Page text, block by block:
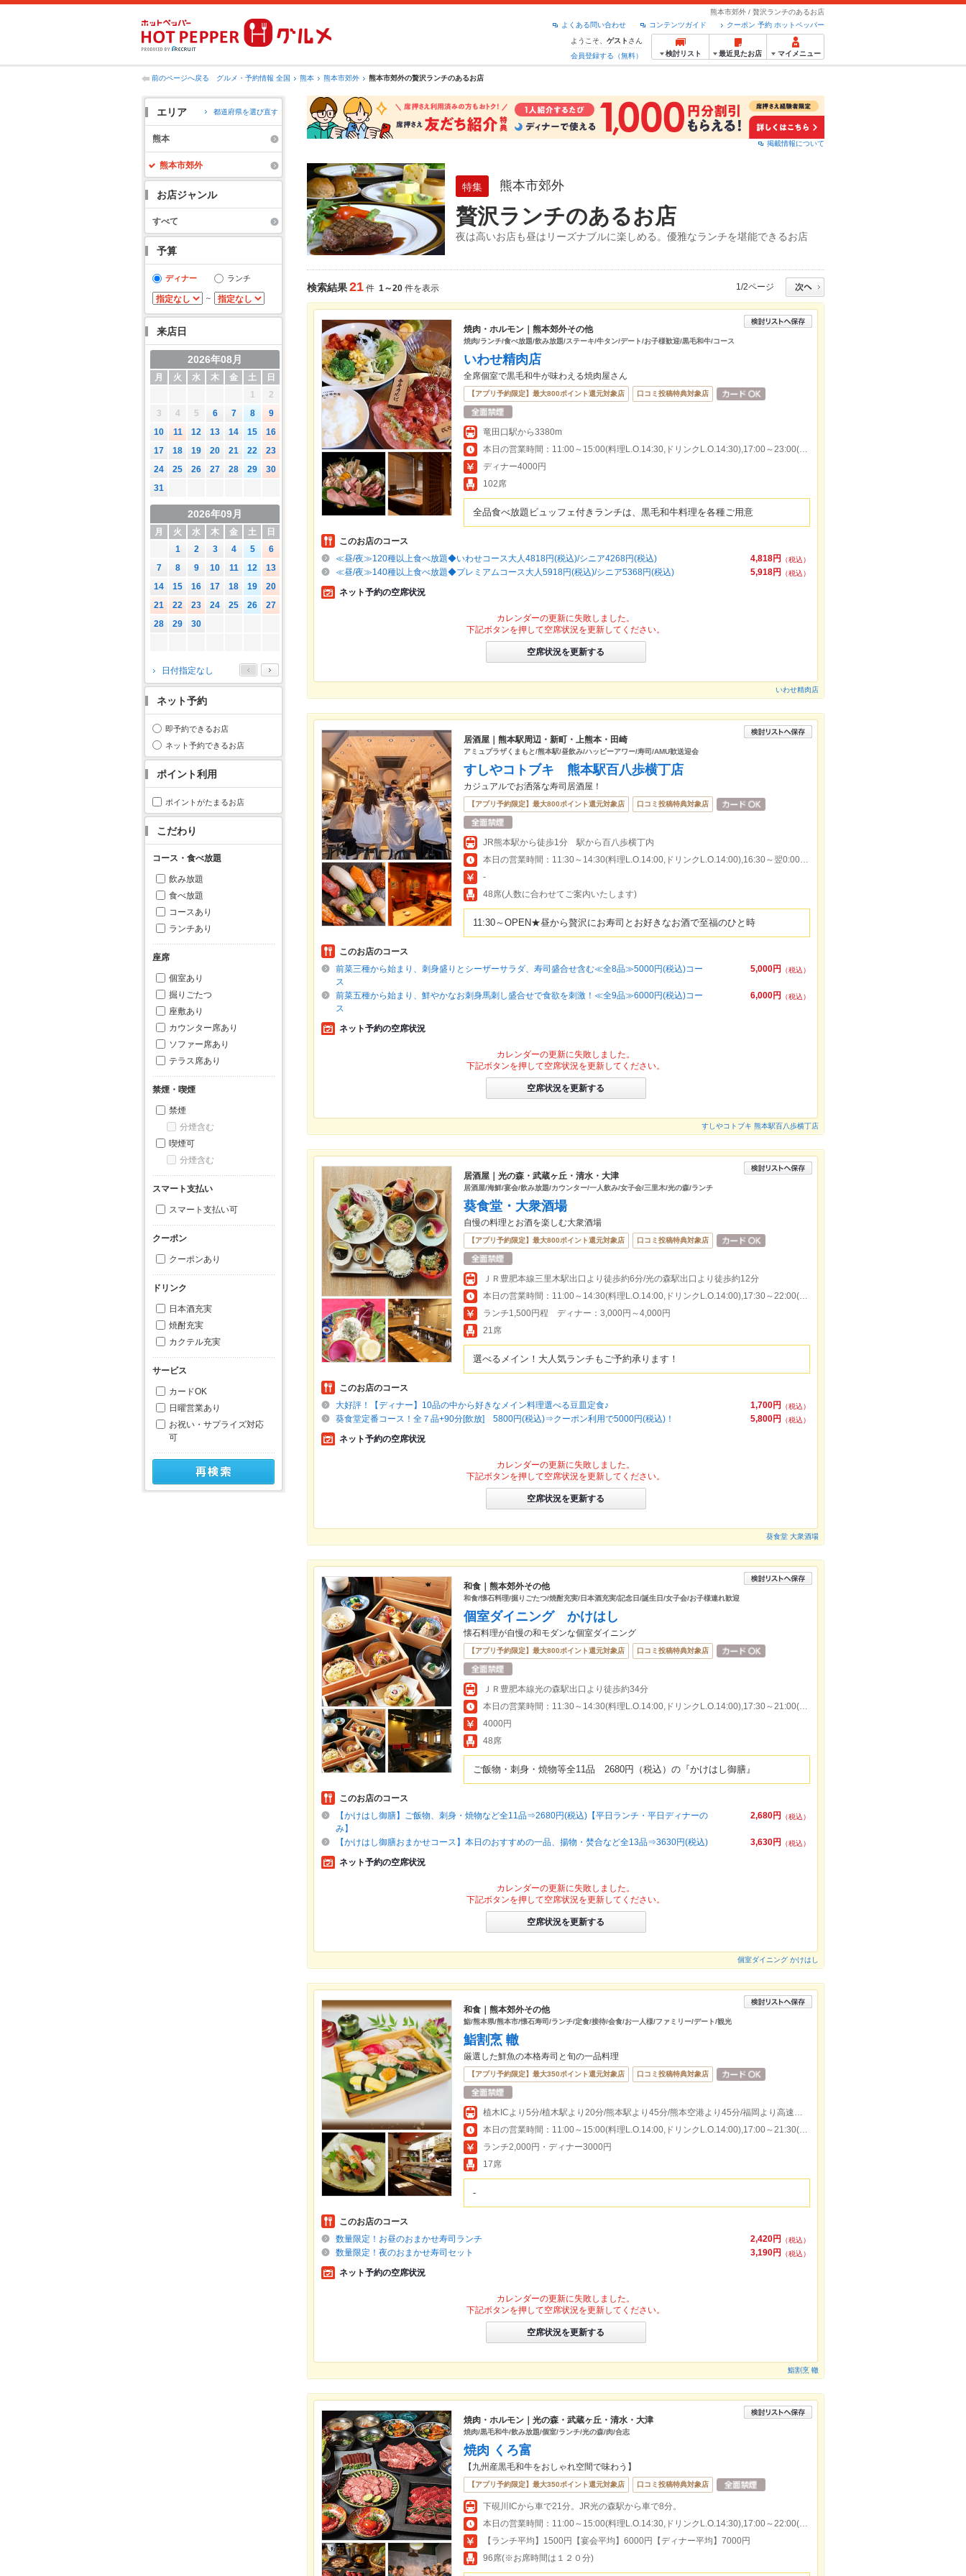
熊本市郊外 / 贅沢ランチのあるお店
クーポン 予約 ホットペッパー
コンテンツガイド
よくある問い合わせ
ようこそ、 ゲスト さん
会員登録する（無料）
検討リスト 最近見たお店 マイメニュー
前のページへ戻る グルメ・予約情報 全国 熊本 熊本市郊外 熊本市郊外の贅沢ランチのあるお店
エリア 都道府県を選び直す
熊本
熊本市郊外
お店ジャンル
すべて
予算
ディナー ランチ
～
来店日
2026年08月
月 火 水 木 金 土
日
1
2
3
4 5 6 7 8
9
10
11 12 13 14 15
16
17
18 19 20 21 22
23
24
25 26 27 28 29
30
31
2026年09月
月 火 水 木 金 土
日
1
2 3 4 5
6
7
8 9 10 11 12
13
14
15 16 17 18 19
20
21
22 23 24 25 26
27
28
29 30
2026年10月
月 火 水 木 金 土
日
5
12
14 15 16
19
20 21 22 23 24
25
26
27 28 29
日付指定なし
ネット予約
即予約できるお店
ネット予約できるお店
ポイント利用
ポイントがたまるお店
こだわり
コース・食べ放題
飲み放題
食べ放題
コースあり
ランチあり
座席
個室あり
掘りごたつ
座敷あり
カウンター席あり
ソファー席あり
テラス席あり
禁煙・喫煙
禁煙
分煙含む
喫煙可
分煙含む
スマート支払い
スマート支払い可
クーポン
クーポンあり
ドリンク
日本酒充実
焼酎充実
カクテル充実
サービス
カードOK
日曜営業あり
お祝い・サプライズ対応
可
掲載情報について
特集 熊本市郊外
贅沢ランチのあるお店
夜は高いお店も昼はリーズナブルに楽しめる。優雅なランチを堪能できるお店
検索結果21 件 1～20 件を表示 1/2ページ
焼肉・ホルモン｜熊本郊外その他
焼肉/ランチ/食べ放題/飲み放題/ステーキ/牛タン/デート/お子様歓迎/黒毛和牛/コース
いわせ精肉店
全席個室で黒毛和牛が味わえる焼肉屋さん
【アプリ予約限定】最大800ポイント還元対象店 口コミ投稿特典対象店
竜田口駅から3380m
本日の営業時間：11:00～15:00(料理L.O.14:30,ドリンクL.O.14:30),17:00～23:00(料理L.O.21:30,ドリンクL.O.21:30)
ディナー4000円
102席
全品食べ放題ビュッフェ付きランチは、黒毛和牛料理を各種ご用意
このお店のコース
4,818円
（税込）
≪昼/夜≫120種以上食べ放題◆いわせコース大人4818円(税込)/シニア4268円(税込)
5,918円
（税込）
≪昼/夜≫140種以上食べ放題◆プレミアムコース大人5918円(税込)/シニア5368円(税込)
ネット予約の空席状況
カレンダーの更新に失敗しました。
下記ボタンを押して空席状況を更新してください。
空席状況を更新する
いわせ精肉店
居酒屋｜熊本駅周辺・新町・上熊本・田崎
アミュプラザくまもと/熊本駅/昼飲み/ハッピーアワー/寿司/AMU歓送迎会
すしやコトブキ 熊本駅百八歩横丁店
カジュアルでお洒落な寿司居酒屋！
【アプリ予約限定】最大800ポイント還元対象店 口コミ投稿特典対象店
JR熊本駅から徒歩1分 駅から百八歩横丁内
本日の営業時間：11:30～14:30(料理L.O.14:00,ドリンクL.O.14:00),16:30～翌0:00(料理L.O.23:30,ドリンクL.O.23:30)
-
48席(人数に合わせてご案内いたします)
11:30～OPEN★昼から贅沢にお寿司とお好きなお酒で至福のひと時
このお店のコース
5,000円
（税込）
前菜三種から始まり、刺身盛りとシーザーサラダ、寿司盛合せ含む≪全8品≫5000円(税込)コー
ス
6,000円
（税込）
前菜五種から始まり、鮮やかなお刺身馬刺し盛合せで食欲を刺激！≪全9品≫6000円(税込)コー
ス
ネット予約の空席状況
カレンダーの更新に失敗しました。
下記ボタンを押して空席状況を更新してください。
空席状況を更新する
すしやコトブキ 熊本駅百八歩横丁店
居酒屋｜光の森・武蔵ヶ丘・清水・大津
居酒屋/海鮮/宴会/飲み放題/カウンター/一人飲み/女子会/三里木/光の森/ランチ
葵食堂・大衆酒場
自慢の料理とお酒を楽しむ大衆酒場
【アプリ予約限定】最大800ポイント還元対象店 口コミ投稿特典対象店
ＪＲ豊肥本線三里木駅出口より徒歩約6分/光の森駅出口より徒歩約12分
本日の営業時間：11:00～14:30(料理L.O.14:00,ドリンクL.O.14:00),17:30～22:00(料理L.O.21:00,ドリンクL.O.21:30)
ランチ1,500円程 ディナー：3,000円～4,000円
21席
選べるメイン！大人気ランチもご予約承ります！
このお店のコース
1,700円
（税込）
大好評！【ディナー】10品の中から好きなメイン料理選べる豆皿定食♪
5,800円
（税込）
葵食堂定番コース！全７品+90分[飲放] 5800円(税込)⇒クーポン利用で5000円(税込)！
ネット予約の空席状況
カレンダーの更新に失敗しました。
下記ボタンを押して空席状況を更新してください。
空席状況を更新する
葵食堂 大衆酒場
和食｜熊本郊外その他
和食/懐石料理/掘りごたつ/焼酎充実/日本酒充実/記念日/誕生日/女子会/お子様連れ歓迎
個室ダイニング かけはし
懐石料理が自慢の和モダンな個室ダイニング
【アプリ予約限定】最大800ポイント還元対象店 口コミ投稿特典対象店
ＪＲ豊肥本線光の森駅出口より徒歩約34分
本日の営業時間：11:30～14:30(料理L.O.14:00,ドリンクL.O.14:00),17:30～21:00(料理L.O.20:00,ドリンクL.O.20:00)
4000円
48席
ご飯物・刺身・焼物等全11品 2680円（税込）の『かけはし御膳』
このお店のコース
2,680円
（税込）
【かけはし御膳】ご飯物、刺身・焼物など全11品⇒2680円(税込)【平日ランチ・平日ディナーの
み】
3,630円
（税込）
【かけはし御膳おまかせコース】本日のおすすめの一品、揚物・焚合など全13品⇒3630円(税込)
ネット予約の空席状況
カレンダーの更新に失敗しました。
下記ボタンを押して空席状況を更新してください。
空席状況を更新する
個室ダイニング かけはし
和食｜熊本郊外その他
鮨/熊本県/熊本市/懐石寿司/ランチ/定食/接待/会食/お一人様/ファミリー/デート/観光
鮨割烹 轍
厳選した鮮魚の本格寿司と旬の一品料理
【アプリ予約限定】最大350ポイント還元対象店 口コミ投稿特典対象店
植木ICより5分/植木駅より20分/熊本駅より45分/熊本空港より45分/福岡より高速で1時間20分
本日の営業時間：11:00～15:00(料理L.O.14:00,ドリンクL.O.14:00),17:00～21:30(料理L.O.20:30,ドリンクL.O.20:30)
ランチ2,000円・ディナー3000円
17席
‐
このお店のコース
2,420円
（税込）
数量限定！お昼のおまかせ寿司ランチ
3,190円
（税込）
数量限定！夜のおまかせ寿司セット
ネット予約の空席状況
カレンダーの更新に失敗しました。
下記ボタンを押して空席状況を更新してください。
空席状況を更新する
鮨割烹 轍
焼肉・ホルモン｜光の森・武蔵ヶ丘・清水・大津
焼肉/黒毛和牛/飲み放題/個室/ランチ/光の森/肉/合志
焼肉 くろ富
【九州産黒毛和牛をおしゃれ空間で味わう】
【アプリ予約限定】最大350ポイント還元対象店 口コミ投稿特典対象店
下硯川ICから車で21分。JR光の森駅から車で8分。
本日の営業時間：11:00～15:00(料理L.O.14:30,ドリンクL.O.14:30),17:00～22:00(料理L.O.21:00,ドリンクL.O.21:00)
【ランチ平均】1500円【宴会平均】6000円【ディナー平均】7000円
96席(※お席時間は１２０分)